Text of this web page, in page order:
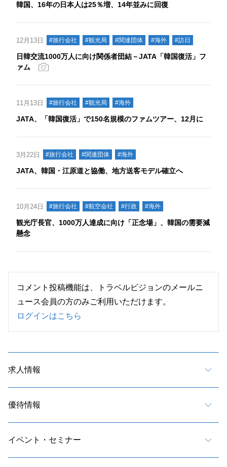
韓国、16年の日本人は25％増、14年並みに回復
12月13日 #旅行会社 #観光局 #関連団体 #海外 #訪日
日韓交流1000万人に向け関係者団結－JATA「韓国復活」フ
ァム
11月13日 #旅行会社 #観光局 #海外
JATA、「韓国復活」で150名規模のファムツアー、12月に
3月22日 #旅行会社 #関連団体 #海外
JATA、韓国・江原道と協働、地方送客モデル確立へ
10月24日 #旅行会社 #航空会社 #行政 #海外
観光庁長官、1000万人達成に向け「正念場」、韓国の需要減
懸念
コメント投稿機能は、トラベルビジョンのメールニ
ュース会員の方のみご利用いただけます。
ログインはこちら
求人情報
優待情報
イベント・セミナー